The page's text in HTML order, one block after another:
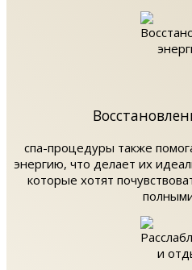
спа-процедуры также
энергию, что делает их
которые хотят